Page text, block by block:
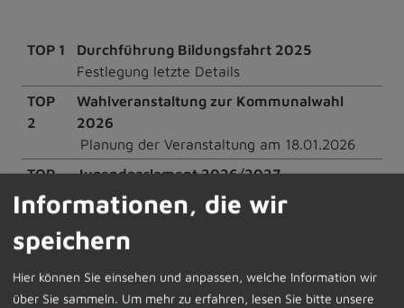
TOP 1
Durchführung Bildungsfahrt 2025
Festlegung letzte Details
TOP
2
Wahlveranstaltung zur Kommunalwahl
2026
Planung der Veranstaltung am 18.01.2026
TOP
Jugendparlament 2026/2027
Information
4
TOP
5
Wünsche und Anträge
Informationen, die wir
speichern
Hier können Sie einsehen und anpassen, welche Information wir
über Sie sammeln. Um mehr zu erfahren, lesen Sie bitte unsere